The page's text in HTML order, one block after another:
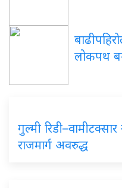
लोकपथ
गुल्मी
राजमार्ग अवरुद्ध